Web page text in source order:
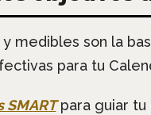
medibles son la
para tu
SMARTpara guiar tu